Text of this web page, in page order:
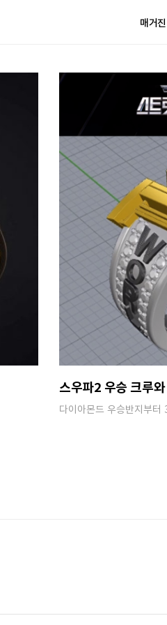
매거
스우파2 우승 크루
다이아몬드 우승반지부터